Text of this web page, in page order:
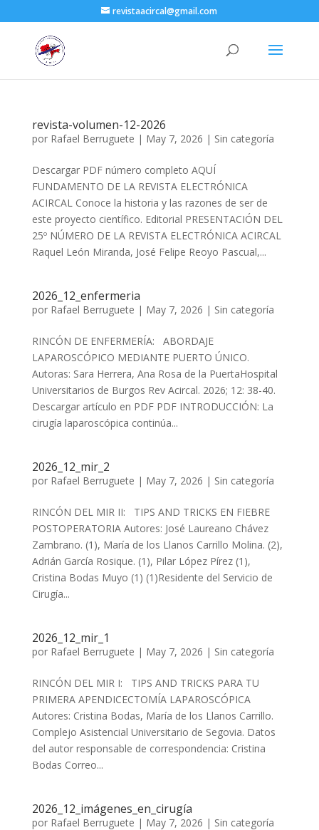
revistaacircal@gmail.com
revista-volumen-12-2026
por Rafael Berruguete | May 7, 2026 | Sin categoría
Descargar PDF número completo AQUÍ
FUNDAMENTO DE LA REVISTA ELECTRÓNICA
ACIRCAL Conoce la historia y las razones de ser de
este proyecto científico. Editorial PRESENTACIÓN DEL
25º NÚMERO DE LA REVISTA ELECTRÓNICA ACIRCAL
Raquel León Miranda, José Felipe Reoyo Pascual,...
2026_12_enfermeria
por Rafael Berruguete | May 7, 2026 | Sin categoría
RINCÓN DE ENFERMERÍA: ABORDAJE
LAPAROSCÓPICO MEDIANTE PUERTO ÚNICO.
Autoras: Sara Herrera, Ana Rosa de la PuertaHospital
Universitarios de Burgos Rev Acircal. 2026; 12: 38-40.
Descargar artículo en PDF PDF INTRODUCCIÓN: La
cirugía laparoscópica continúa...
2026_12_mir_2
por Rafael Berruguete | May 7, 2026 | Sin categoría
RINCÓN DEL MIR II: TIPS AND TRICKS EN FIEBRE
POSTOPERATORIA Autores: José Laureano Chávez
Zambrano. (1), María de los Llanos Carrillo Molina. (2),
Adrián García Rosique. (1), Pilar López Pírez (1),
Cristina Bodas Muyo (1) (1)Residente del Servicio de
Cirugía...
2026_12_mir_1
por Rafael Berruguete | May 7, 2026 | Sin categoría
RINCÓN DEL MIR I: TIPS AND TRICKS PARA TU
PRIMERA APENDICECTOMÍA LAPAROSCÓPICA
Autores: Cristina Bodas, María de los Llanos Carrillo.
Complejo Asistencial Universitario de Segovia. Datos
del autor responsable de correspondencia: Cristina
Bodas Correo...
2026_12_imágenes_en_cirugía
por Rafael Berruguete | May 7, 2026 | Sin categoría